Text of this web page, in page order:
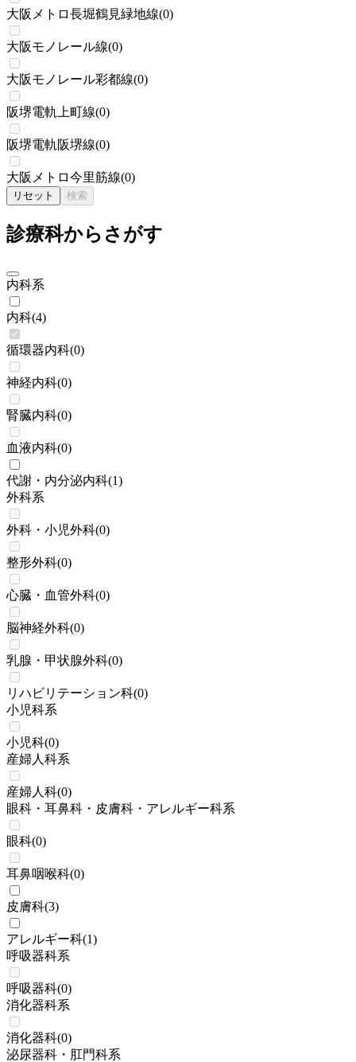
大阪メトロ長堀鶴見緑地線(0)
大阪モノレール線(0)
大阪モノレール彩都線(0)
阪堺電軌上町線(0)
阪堺電軌阪堺線(0)
大阪メトロ今里筋線(0)
リセット 検索
診療科からさがす
内科系
内科(4)
循環器内科(0)
神経内科(0)
腎臓内科(0)
血液内科(0)
代謝・内分泌内科(1)
外科系
外科・小児外科(0)
整形外科(0)
心臓・血管外科(0)
脳神経外科(0)
乳腺・甲状腺外科(0)
リハビリテーション科(0)
小児科系
小児科(0)
産婦人科系
産婦人科(0)
眼科・耳鼻科・皮膚科・アレルギー科系
眼科(0)
耳鼻咽喉科(0)
皮膚科(3)
アレルギー科(1)
呼吸器科系
呼吸器科(0)
消化器科系
消化器科(0)
泌尿器科・肛門科系